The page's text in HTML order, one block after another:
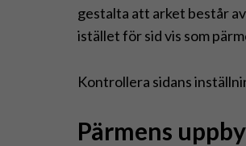
gestalta att arket består
istället för sid vis som
Kontrollera sidans
Pärmens